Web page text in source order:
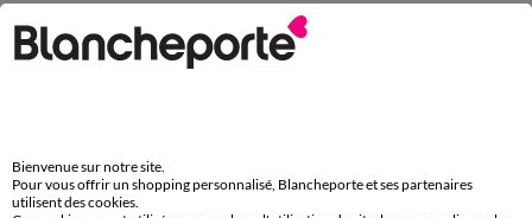
Livraison express
domicile, relais, consignes automatiques
Service clients
par chat et par téléphone
Bienvenue sur notre site.
Pour vous offrir un shopping personnalisé, Blancheporte et ses partenaires
utilisent des cookies.